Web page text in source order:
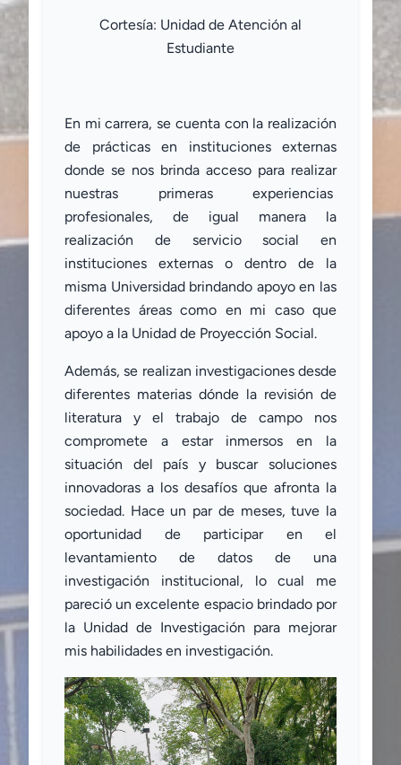
Cortesía: Unidad de Atención al
Estudiante
En mi carrera, se cuenta con la realización
de prácticas en instituciones externas
donde se nos brinda acceso para realizar
nuestras primeras experiencias
profesionales, de igual manera la
realización de servicio social en
instituciones externas o dentro de la
misma Universidad brindando apoyo en las
diferentes áreas como en mi caso que
apoyo a la Unidad de Proyección Social.
Además, se realizan investigaciones desde
diferentes materias dónde la revisión de
literatura y el trabajo de campo nos
compromete a estar inmersos en la
situación del país y buscar soluciones
innovadoras a los desafíos que afronta la
sociedad. Hace un par de meses, tuve la
oportunidad de participar en el
levantamiento de datos de una
investigación institucional, lo cual me
pareció un excelente espacio brindado por
la Unidad de Investigación para mejorar
mis habilidades en investigación.